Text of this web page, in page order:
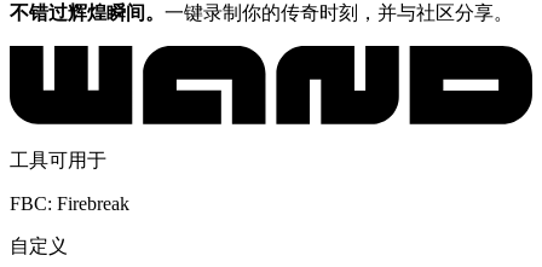
不错过辉煌瞬间。 一键录制你的传奇时刻，并与社区分享。
工具可用于
FBC: Firebreak
自定义